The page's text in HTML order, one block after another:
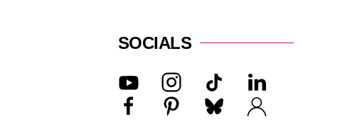
SOCIALS